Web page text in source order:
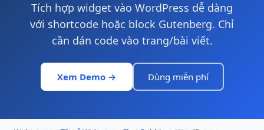
Tích hợp widget vào WordPress dễ dàng
với shortcode hoặc block Gutenberg. Chỉ
cần dán code vào trang/bài viết.
Xem Demo → Dùng miễn phí